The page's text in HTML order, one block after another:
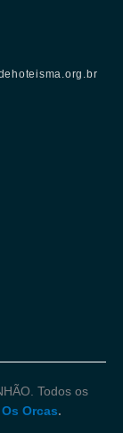
Todos os
Os Orcas.